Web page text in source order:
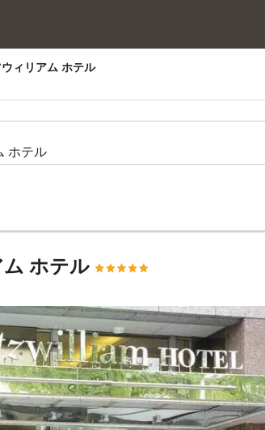
ィリアム ホテル
ホテル